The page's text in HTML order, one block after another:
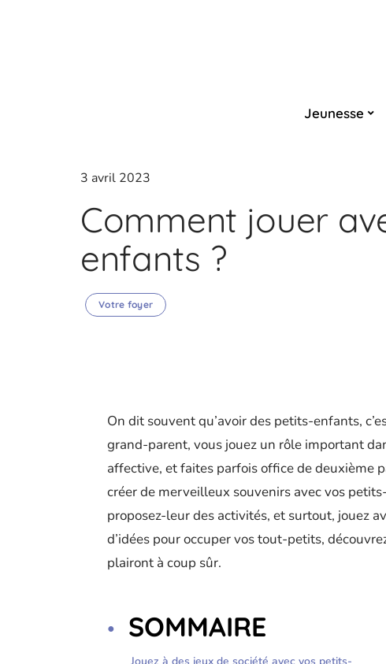
Jeunesse
3 avril 2023
Comment jouer
enfants ?
Votre foyer
On dit souvent qu’avoir des petits-enfants,
grand-parent, vous jouez un rôle important
affective, et faites parfois office de deuxième
créer de merveilleux souvenirs avec vos
proposez-leur des activités, et surtout, jouez
d’idées pour occuper vos tout-petits,
plairont à coup sûr.
SOMMAIRE